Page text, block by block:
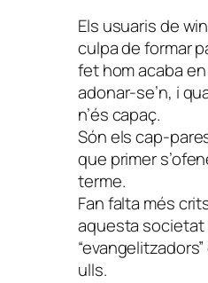
Els usuaris de
culpa de formar
fet hom acaba
adonar-se’n, i
n’és capaç.
Són els cap-
que primer
terme.
Fan falta més
aquesta societat
ulls.